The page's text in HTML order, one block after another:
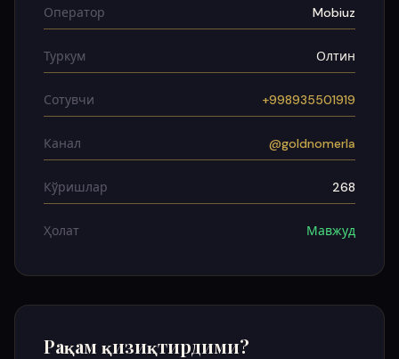
Оператор Mobiuz
Туркум Олтин
Сотувчи +998935501919
Канал @goldnomerla
Кўришлар 268
Ҳолат Мавжуд
Рақам қизиқтирдими?